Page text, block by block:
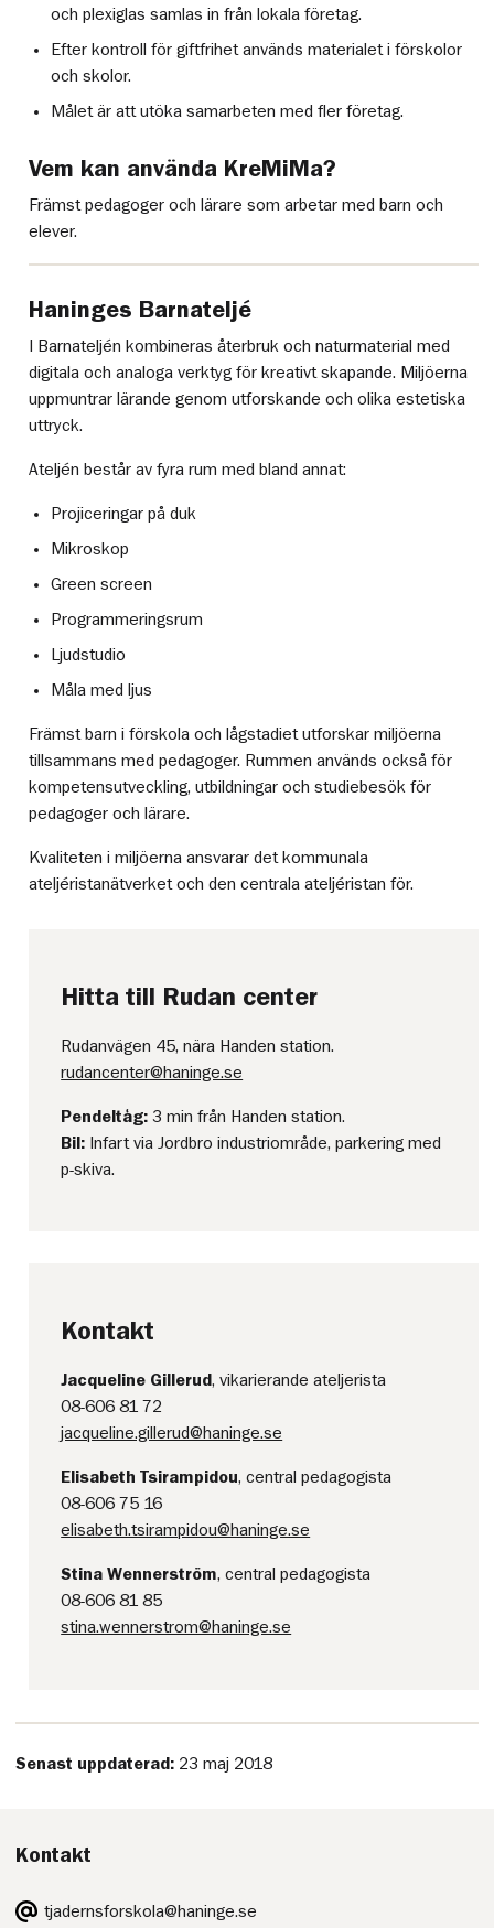
och plexiglas samlas in från lokala företag.
Efter kontroll för giftfrihet används materialet i förskolor
och skolor.
Målet är att utöka samarbeten med fler företag.
Vem kan använda KreMiMa?
Främst pedagoger och lärare som arbetar med barn och
elever.
Haninges Barnateljé
I Barnateljén kombineras återbruk och naturmaterial med
digitala och analoga verktyg för kreativt skapande. Miljöerna
uppmuntrar lärande genom utforskande och olika estetiska
uttryck.
Ateljén består av fyra rum med bland annat:
Projiceringar på duk
Mikroskop
Green screen
Programmeringsrum
Ljudstudio
Måla med ljus
Främst barn i förskola och lågstadiet utforskar miljöerna
tillsammans med pedagoger. Rummen används också för
kompetensutveckling, utbildningar och studiebesök för
pedagoger och lärare.
Kvaliteten i miljöerna ansvarar det kommunala
ateljéristanätverket och den centrala ateljéristan för.
Hitta till Rudan center
Rudanvägen 45, nära Handen station.
rudancenter@haninge.se
Pendeltåg: 3 min från Handen station.
Bil: Infart via Jordbro industriområde, parkering med
p-skiva.
Kontakt
Jacqueline Gillerud, vikarierande ateljerista
08-606 81 72
jacqueline.gillerud@haninge.se
Elisabeth Tsirampidou, central pedagogista
08-606 75 16
elisabeth.tsirampidou@haninge.se
Stina Wennerström, central pedagogista
08-606 81 85
stina.wennerstrom@haninge.se
Senast uppdaterad: 23 maj 2018
Kontakt
E-
tjadernsforskola@haninge.se